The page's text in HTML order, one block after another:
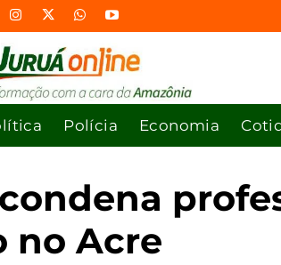
Polícia Economia
no Acre